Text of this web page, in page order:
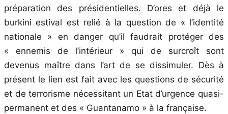
préparation des présidentielles. D’ores et déjà le
burkini estival est relié à la question de « l’identité
nationale » en danger qu’il faudrait protéger des
« ennemis de l’intérieur » qui de surcroît sont
devenus maître dans l’art de se dissimuler. Dès à
présent le lien est fait avec les questions de sécurité
et de terrorisme nécessitant un Etat d’urgence quasi-
permanent et des « Guantanamo » à la française.